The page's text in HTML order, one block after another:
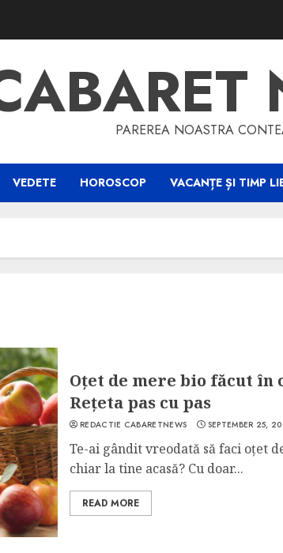
PAREREA NOASTRA
VEDETE HOROSCOP VACANȚE ȘI TIMP
Oțet de mere bio făcut în
Rețeta pas cu pas
REDACTIE CABARETNEWS SEPTEMBER 25,
Te-ai gândit vreodată să faci oțet
chiar la tine acasă? Cu doar...
READ MORE